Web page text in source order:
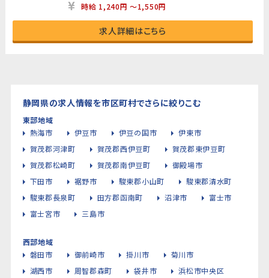
時給 1,240円 ～1,550円
求人詳細はこちら
静岡県の求人情報を市区町村でさらに絞りこむ
東部地域
熱海市
伊豆市 伊豆の国市
伊東市
賀茂郡河津町
賀茂郡西伊豆町
賀茂郡東伊豆町
賀茂郡松崎町
賀茂郡南伊豆町
御殿場市
下田市
裾野市 駿東郡小山町
駿東郡清水町
駿東郡長泉町
田方郡函南町 沼津市
富士市
富士宮市
三島市
西部地域
磐田市
御前崎市 掛川市
菊川市
湖西市
周智郡森町 袋井市
浜松市中央区